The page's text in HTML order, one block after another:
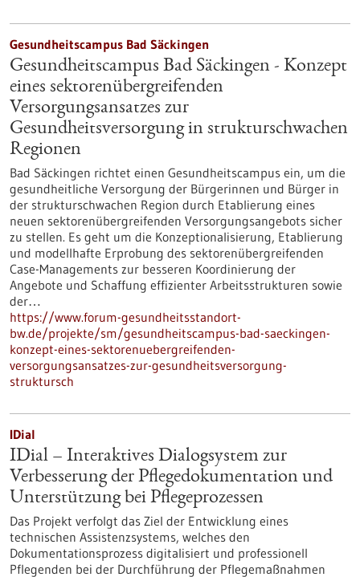
Gesundheitscampus Bad Säckingen
Gesundheitscampus Bad Säckingen - Konzept
eines sektorenübergreifenden
Versorgungsansatzes zur
Gesundheitsversorgung in strukturschwachen
Regionen
Bad Säckingen richtet einen Gesundheitscampus ein, um die
gesundheitliche Versorgung der Bürgerinnen und Bürger in
der strukturschwachen Region durch Etablierung eines
neuen sektorenübergreifenden Versorgungsangebots sicher
zu stellen. Es geht um die Konzeptionalisierung, Etablierung
und modellhafte Erprobung des sektorenübergreifenden
Case-Managements zur besseren Koordinierung der
Angebote und Schaffung effizienter Arbeitsstrukturen sowie
der…
https://www.forum-gesundheitsstandort-
bw.de/projekte/sm/gesundheitscampus-bad-saeckingen-
konzept-eines-sektorenuebergreifenden-
versorgungsansatzes-zur-gesundheitsversorgung-
struktursch
IDial
IDial – Interaktives Dialogsystem zur
Verbesserung der Pflegedokumentation und
Unterstützung bei Pflegeprozessen
Das Projekt verfolgt das Ziel der Entwicklung eines
technischen Assistenzsystems, welches den
Dokumentationsprozess digitalisiert und professionell
Pflegenden bei der Durchführung der Pflegemaßnahmen